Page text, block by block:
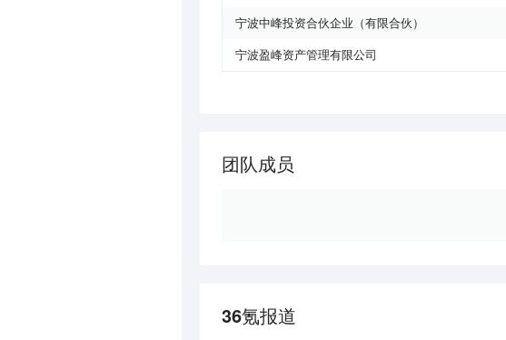
宁波中峰投资合伙企业（有限合伙）
宁波盈峰资产管理有限公司
团队成员
36氪报道